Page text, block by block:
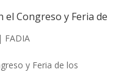
Congreso y Feria de
| FADIA
y Feria de los